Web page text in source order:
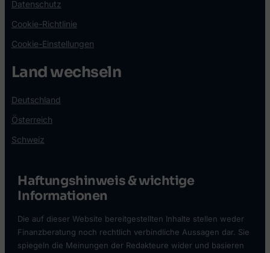
Datenschutz
Cookie-Richtlinie
Cookie-Einstellungen
Land wechseln
Deutschland
Österreich
Schweiz
Haftungshinweis & wichtige
Informationen
Die auf dieser Website bereitgestellten Inhalte stellen weder
Finanzberatung noch rechtlich verbindliche Aussagen dar. Sie
spiegeln die Meinungen der Redakteure wider und basieren